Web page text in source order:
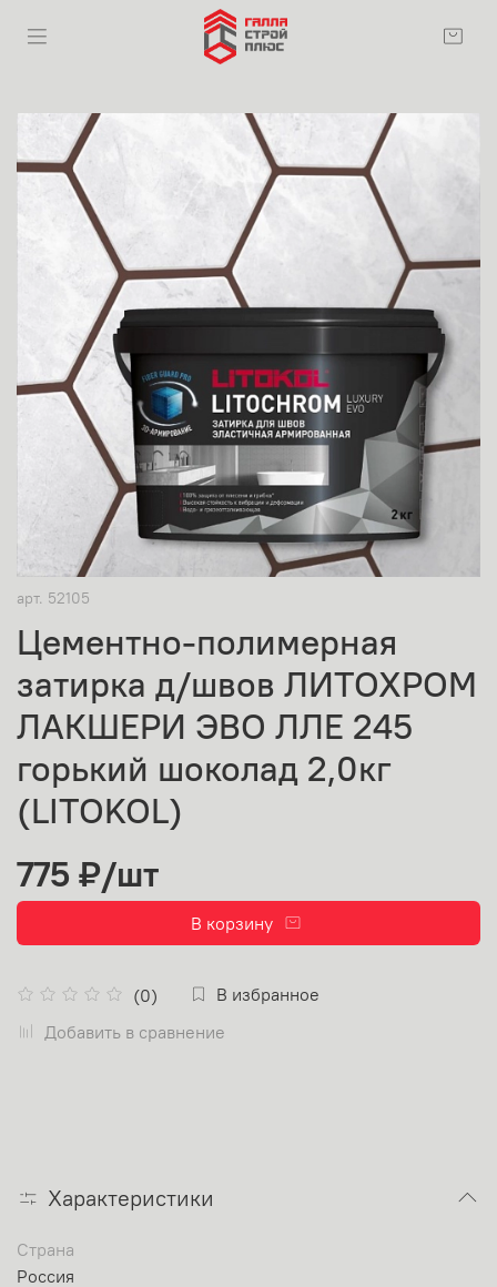
арт. 52105
Цементно-полимерная
затирка д/швов ЛИТОХРОМ
ЛАКШЕРИ ЭВО ЛЛЕ 245
горький шоколад 2,0кг
(LITOKOL)
(0)
В избранное
Добавить в сравнение
775 ₽/шт
В корзину
Характеристики
Страна
Россия